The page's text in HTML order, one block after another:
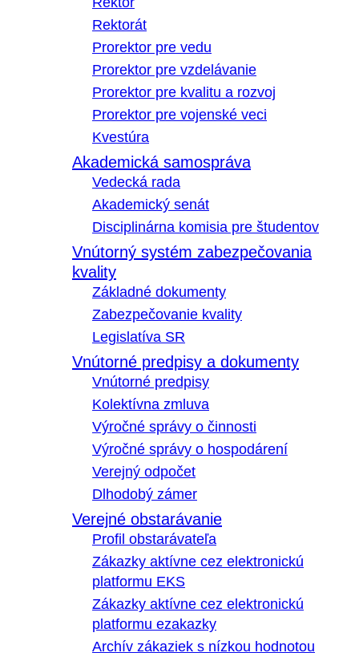
Rektorát
Prorektor pre vedu
Prorektor pre vzdelávanie
Prorektor pre kvalitu a rozvoj
Prorektor pre vojenské veci
Kvestúra
Akademická samospráva
Vedecká rada
Akademický senát
Disciplinárna komisia pre študentov
Vnútorný systém zabezpečovania
kvality
Základné dokumenty
Zabezpečovanie kvality
Legislatíva SR
Vnútorné predpisy a dokumenty
Vnútorné predpisy
Kolektívna zmluva
Výročné správy o činnosti
Výročné správy o hospodárení
Verejný odpočet
Dlhodobý zámer
Verejné obstarávanie
Profil obstarávateľa
Zákazky aktívne cez elektronickú
platformu EKS
Zákazky aktívne cez elektronickú
platformu ezakazky
Archív zákaziek s nízkou hodnotou